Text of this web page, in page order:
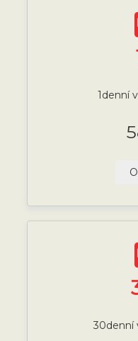
1denní
30denní